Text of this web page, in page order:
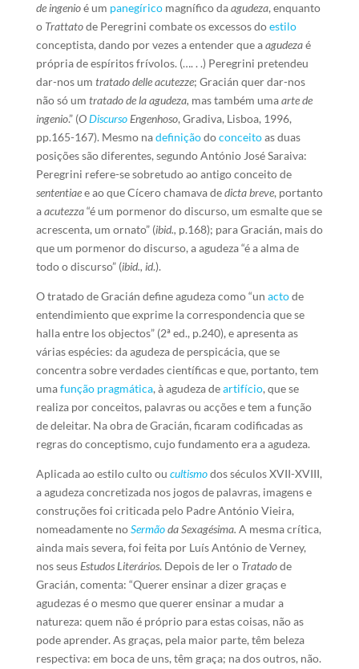
de ingenioé um panegíricomagnífico daagudeza, enquanto
o Trattatode Peregrini combate os excessos doestilo
conceptista, dando por vezes a entender que aagudezaé
própria de espíritos frívolos. (…. . .) Peregrini pretendeu
dar-nos um tratado delle acutezze; Gracián quer dar-nos
não só um tratado de la agudeza, mas também umaarte de
ingenio.” (ODiscursoEngenhoso, Gradiva, Lisboa, 1996,
pp.165-167). Mesmo nadefiniçãodoconceitoas duas
posições são diferentes, segundo António José Saraiva:
Peregrini refere-se sobretudo ao antigo conceito de
sententiaee ao que Cícero chamava dedicta breve, portanto
aacutezza“é um pormenor do discurso, um esmalte que se
acrescenta, um ornato” (ibid., p.168); para Gracián, mais do
que um pormenor do discurso, a agudeza “é a alma de
todo o discurso” (ibid., id.).
O tratado de Gracián define agudeza como “un actode
entendimiento que exprime la correspondencia que se
halla entre los objectos” (2ª ed., p.240), e apresenta as
várias espécies: da agudeza de perspicácia, que se
concentra sobre verdades científicas e que, portanto, tem
umafunção pragmática, à agudeza deartifício, que se
realiza por conceitos, palavras ou acções e tem a função
de deleitar. Na obra de Gracián, ficaram codificadas as
regras do conceptismo, cujo fundamento era a agudeza.
Aplicada ao estilo culto ou cultismodos séculos XVII-XVIII,
a agudeza concretizada nos jogos de palavras, imagens e
construções foi criticada pelo Padre António Vieira,
nomeadamente noSermãoda Sexagésima. A mesma crítica,
ainda mais severa, foi feita por Luís António de Verney,
nos seus Estudos Literários. Depois de ler o Tratadode
Gracián, comenta: “Querer ensinar a dizer graças e
agudezas é o mesmo que querer ensinar a mudar a
natureza: quem não é próprio para estas coisas, não as
pode aprender. As graças, pela maior parte, têm beleza
respectiva: em boca de uns, têm graça; na dos outros, não.